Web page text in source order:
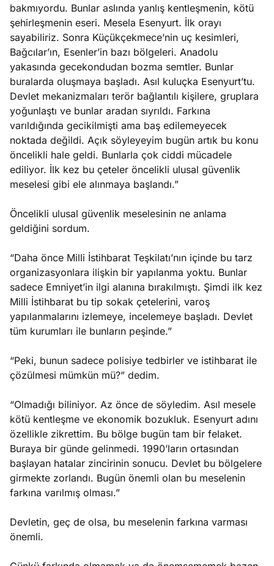
bakmıyordu. Bunlar aslında yanlış kentleşmenin, kötü
şehirleşmenin eseri. Mesela Esenyurt. İlk orayı
sayabiliriz. Sonra Küçükçekmece’nin uç kesimleri,
Bağcılar’ın, Esenler’in bazı bölgeleri. Anadolu
yakasında gecekondudan bozma semtler. Bunlar
buralarda oluşmaya başladı. Asıl kuluçka Esenyurt’tu.
Devlet mekanizmaları terör bağlantılı kişilere, gruplara
yoğunlaştı ve bunlar aradan sıyrıldı. Farkına
varıldığında gecikilmişti ama baş edilemeyecek
noktada değildi. Açık söyleyeyim bugün artık bu konu
öncelikli hale geldi. Bunlarla çok ciddi mücadele
ediliyor. İlk kez bu çeteler öncelikli ulusal güvenlik
meselesi gibi ele alınmaya başlandı.”
Öncelikli ulusal güvenlik meselesinin ne anlama
geldiğini sordum.
“Daha önce Milli İstihbarat Teşkilatı’nın içinde bu tarz
organizasyonlara ilişkin bir yapılanma yoktu. Bunlar
sadece Emniyet’in ilgi alanına bırakılmıştı. Şimdi ilk kez
Milli İstihbarat bu tip sokak çetelerini, varoş
yapılanmalarını izlemeye, incelemeye başladı. Devlet
tüm kurumları ile bunların peşinde.”
“Peki, bunun sadece polisiye tedbirler ve istihbarat ile
çözülmesi mümkün mü?” dedim.
“Olmadığı biliniyor. Az önce de söyledim. Asıl mesele
kötü kentleşme ve ekonomik bozukluk. Esenyurt adını
özellikle zikrettim. Bu bölge bugün tam bir felaket.
Buraya bir günde gelinmedi. 1990’ların ortasından
başlayan hatalar zincirinin sonucu. Devlet bu bölgelere
girmekte zorlandı. Bugün önemli olan bu meselenin
farkına varılmış olması.”
Devletin, geç de olsa, bu meselenin farkına varması
önemli.